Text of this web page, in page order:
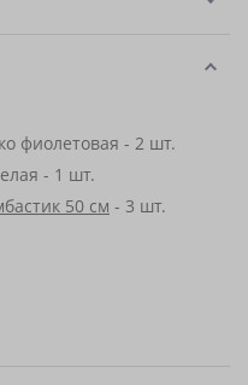
фиолетовая - 2 шт.
- 1 шт.
50 см - 3 шт.